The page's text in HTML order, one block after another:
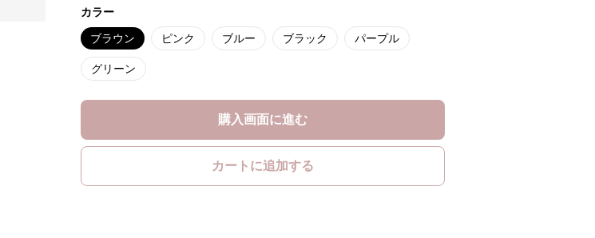
カラー
ブラウン ピンク ブルー ブラック パープル
グリーン
購入画面に進む
カートに追加する